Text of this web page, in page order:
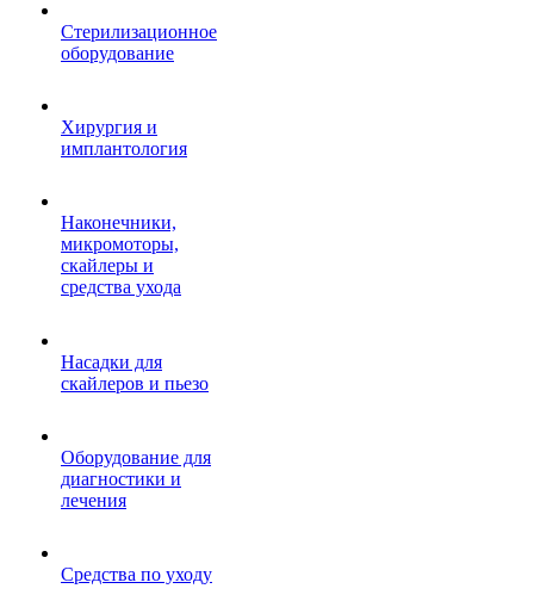
Стерилизационное
оборудование
Хирургия и
имплантология
Наконечники,
микромоторы,
скайлеры и
средства ухода
Насадки для
скайлеров и пьезо
Оборудование для
диагностики и
лечения
Средства по уходу